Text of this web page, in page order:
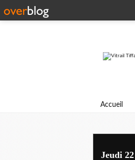
Accueil
Jeudi